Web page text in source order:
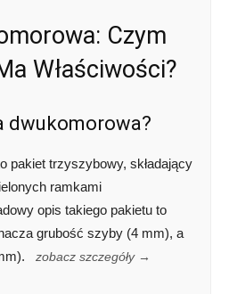
Czym
Właściwości?
dwukomorowa?
pakiet trzyszybowy, składający
ramkami
opis takiego pakietu to
grubość szyby (4 mm), a
zobacz szczegóły →